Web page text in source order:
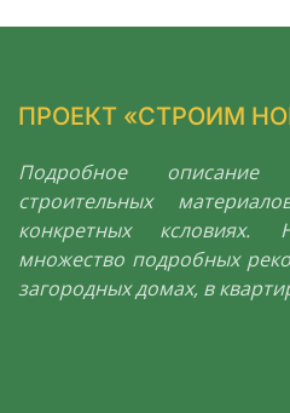
ПРОЕКТ «СТРОИМ
Подробное описание
строительных
конкретных
множество подробных
загородных домах, в